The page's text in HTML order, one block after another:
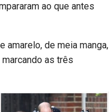
ao que antes
amarelo, de meia manga,
as três